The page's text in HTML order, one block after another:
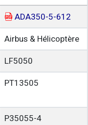
ADA350-5-612
Airbus & Hélicoptère
LF5050
PT13505
P35055-4